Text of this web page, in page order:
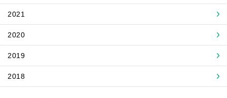
2021
2020
2019
2018